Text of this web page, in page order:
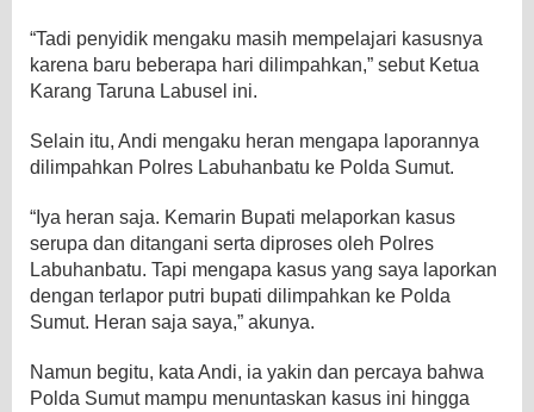
“Tadi penyidik mengaku masih mempelajari kasusnya
karena baru beberapa hari dilimpahkan,” sebut Ketua
Karang Taruna Labusel ini.
Selain itu, Andi mengaku heran mengapa laporannya
dilimpahkan Polres Labuhanbatu ke Polda Sumut.
“Iya heran saja. Kemarin Bupati melaporkan kasus
serupa dan ditangani serta diproses oleh Polres
Labuhanbatu. Tapi mengapa kasus yang saya laporkan
dengan terlapor putri bupati dilimpahkan ke Polda
Sumut. Heran saja saya,” akunya.
Namun begitu, kata Andi, ia yakin dan percaya bahwa
Polda Sumut mampu menuntaskan kasus ini hingga